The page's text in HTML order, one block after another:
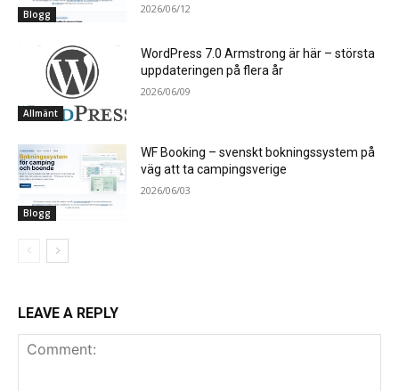
Blogg 2026/06/12
Allmänt
WordPress 7.0 Armstrong är här – största
uppdateringen på flera år
2026/06/09
Blogg
WF Booking – svenskt bokningssystem på
väg att ta campingsverige
2026/06/03
LEAVE A REPLY